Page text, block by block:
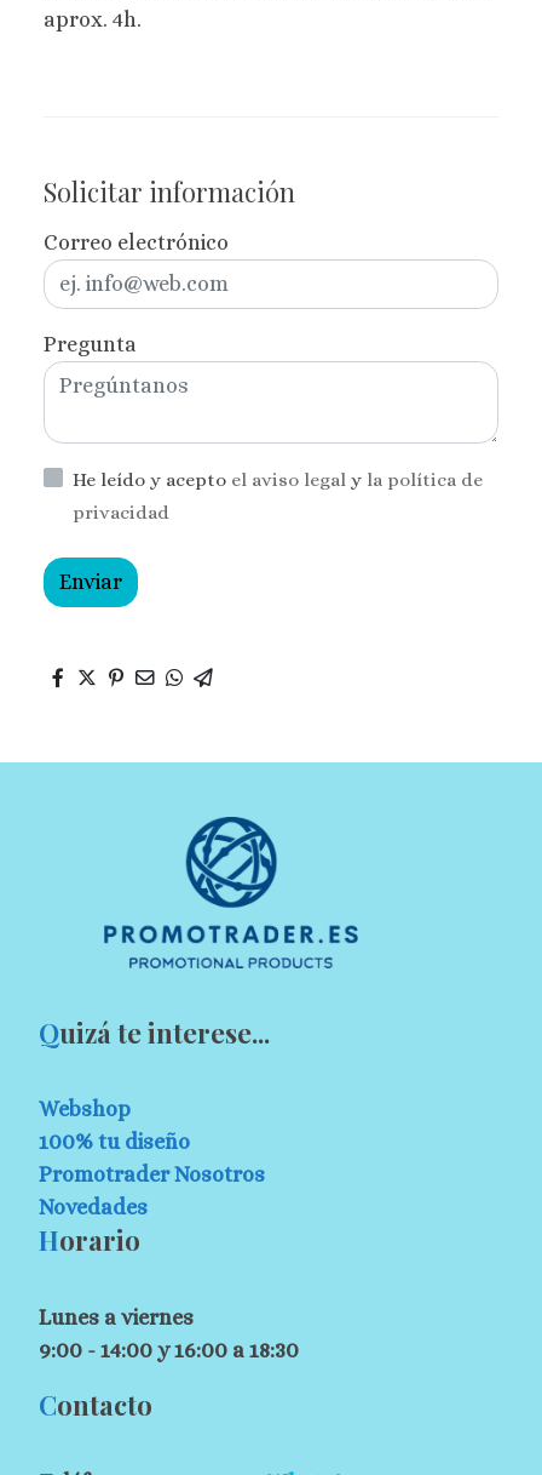
aprox. 4h.
Solicitar información
Correo electrónico
Pregunta
He leído y acepto el aviso legal y la política de
privacidad
Enviar
Quizá te interese...
Webshop
100% tu diseño
Promotrader Nosotros
Novedades
Horario
Lunes a viernes
9:00 - 14:00 y 16:00 a 18:30
Contacto